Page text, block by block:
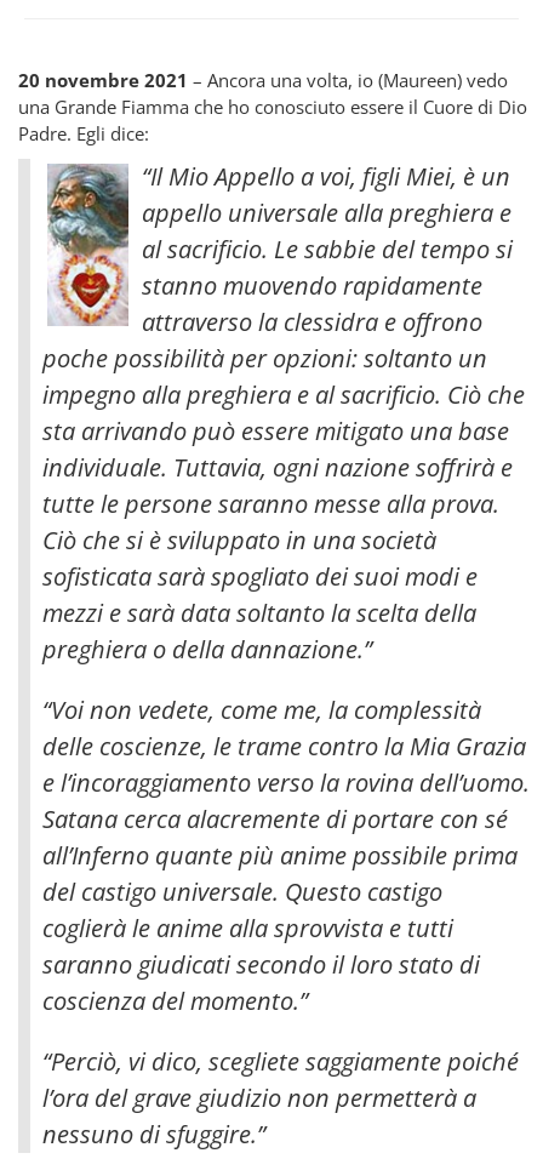
20 novembre 2021 – Ancora una volta, io (Maureen) vedo
una Grande Fiamma che ho conosciuto essere il Cuore di Dio
Padre. Egli dice:
“Il Mio Appello a voi, figli Miei, è un
appello universale alla preghiera e
al sacrificio. Le sabbie del tempo si
stanno muovendo rapidamente
attraverso la clessidra e offrono
poche possibilità per opzioni: soltanto un
impegno alla preghiera e al sacrificio. Ciò che
sta arrivando può essere mitigato una base
individuale. Tuttavia, ogni nazione soffrirà e
tutte le persone saranno messe alla prova.
Ciò che si è sviluppato in una società
sofisticata sarà spogliato dei suoi modi e
mezzi e sarà data soltanto la scelta della
preghiera o della dannazione.”
“Voi non vedete, come me, la complessità
delle coscienze, le trame contro la Mia Grazia
e l’incoraggiamento verso la rovina dell’uomo.
Satana cerca alacremente di portare con sé
all’Inferno quante più anime possibile prima
del castigo universale. Questo castigo
coglierà le anime alla sprovvista e tutti
saranno giudicati secondo il loro stato di
coscienza del momento.”
“Perciò, vi dico, scegliete saggiamente poiché
l’ora del grave giudizio non permetterà a
nessuno di sfuggire.”